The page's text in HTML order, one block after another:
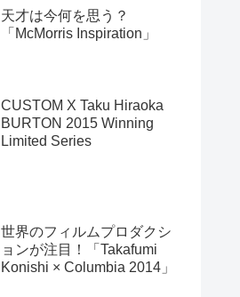
天才は今何を思う？
「McMorris Inspiration」
CUSTOM X Taku Hiraoka
BURTON 2015 Winning
Limited Series
世界のフィルムプロダクシ
ョンが注目！「Takafumi
Konishi × Columbia 2014」